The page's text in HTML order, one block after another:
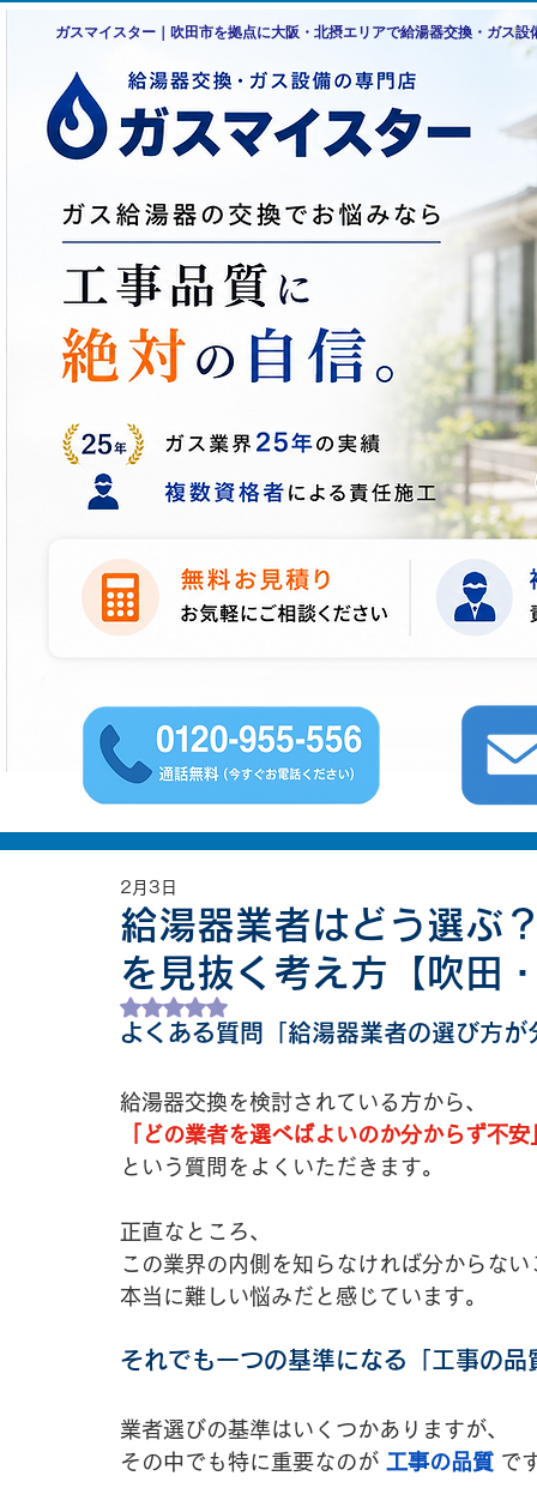
ガスマイスター｜吹田市を拠点に大阪・北摂エリアで給湯器交換・ガス
給湯器業者はどう選ぶ
を見抜く考え方【吹田
2月3日
5つ星のうちNaNと評価されています。
よくある質問「給湯器業者の選び方が
給湯器交換を検討されている方から、
「どの業者を選べばよいのか分からず不安
という質問をよくいただきます。
正直なところ、
この業界の内側を知らなければ分からな
本当に難しい悩みだと感じています。
それでも一つの基準になる「工事の品
業者選びの基準はいくつかありますが、
その中でも特に重要なのが 工事の品質 で